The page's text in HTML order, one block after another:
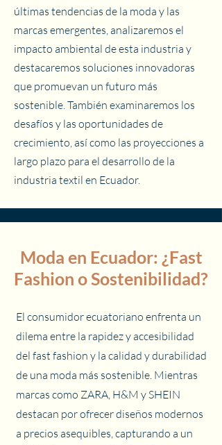
últimas tendencias de la moda y las
marcas emergentes, analizaremos el
impacto ambiental de esta industria y
destacaremos soluciones innovadoras
que promuevan un futuro más
sostenible. También examinaremos los
desafíos y las oportunidades de
crecimiento, así como las proyecciones a
largo plazo para el desarrollo de la
industria textil en Ecuador.
Moda en Ecuador: ¿Fast
Fashion o Sostenibilidad?
El consumidor ecuatoriano enfrenta un
dilema entre la rapidez y accesibilidad
del fast fashion y la calidad y durabilidad
de una moda más sostenible. Mientras
marcas como ZARA, H&M y SHEIN
destacan por ofrecer diseños modernos
a precios asequibles, capturando a un